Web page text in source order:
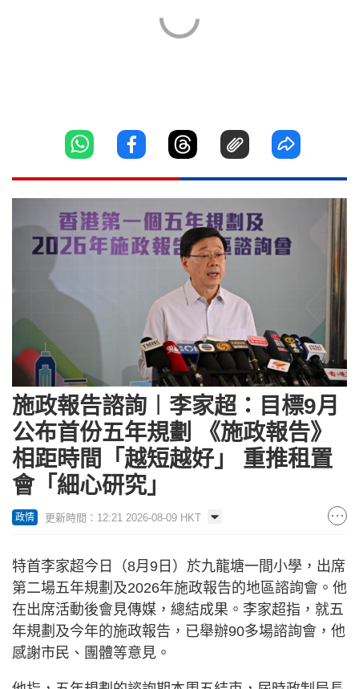
施政報告諮詢︱李家超：目標9月
公布首份五年規劃 《施政報告》
相距時間「越短越好」 重推租置
會「細心研究」
政情 更新時間：12:21 2026-08-09 HKT
特首李家超今日（8月9日）於九龍塘一間小學，出席
第二場五年規劃及2026年施政報告的地區諮詢會。他
在出席活動後會見傳媒，總結成果。李家超指，就五
年規劃及今年的施政報告，已舉辦90多場諮詢會，他
感謝市民、團體等意見。